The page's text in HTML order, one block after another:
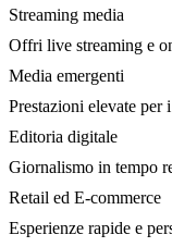
Streaming media
Offri live streaming e
Media emergenti
Prestazioni elevate per
Editoria digitale
Giornalismo in tempo
Retail ed E-commerce
Esperienze rapide e